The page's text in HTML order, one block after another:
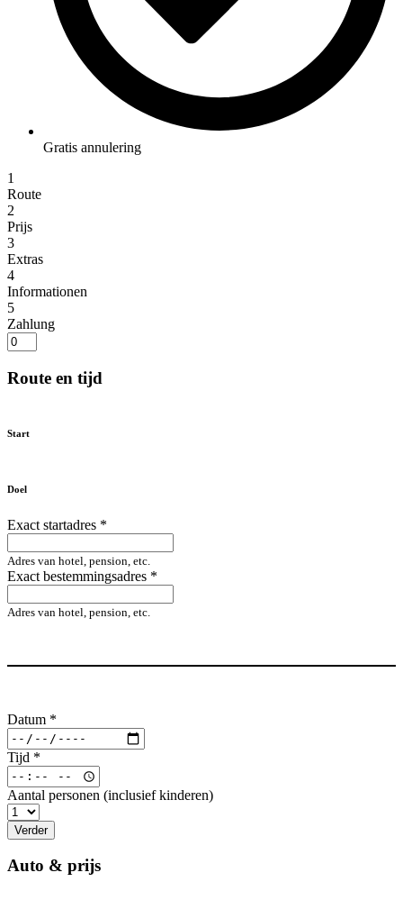
Gratis annulering
1
Route
2
Prijs
3
Extras
4
Informationen
5
Zahlung
Route en tijd
Start
Doel
Exact startadres *
Adres van hotel, pension, etc.
Exact bestemmingsadres *
Adres van hotel, pension, etc.
Datum *
Tijd *
Aantal personen (inclusief kinderen)
Verder
Auto & prijs